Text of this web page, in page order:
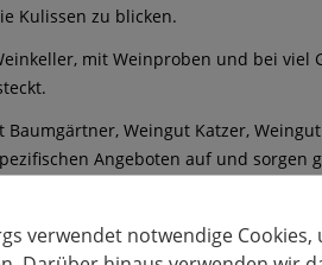
Kulissen zu blicken.
mit Weinproben und bei
Weingut Katzer,
Angeboten auf und sorgen
Plätzen zum Verweilen. Nähere
2024 – Erdbeer- und Spargelfest
verwendet notwendige Cookies,